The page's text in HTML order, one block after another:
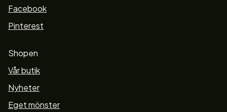
Facebook
Pinterest
Shopen
Vår butik
Nyheter
Eget mönster